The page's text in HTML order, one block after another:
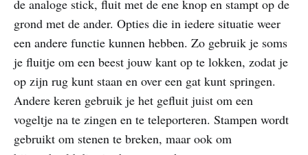
de analoge stick, fluit met de ene knop en stampt op de
grond met de ander. Opties die in iedere situatie weer
een andere functie kunnen hebben. Zo gebruik je soms
je fluitje om een beest jouw kant op te lokken, zodat je
op zijn rug kunt staan en over een gat kunt springen.
Andere keren gebruik je het gefluit juist om een
vogeltje na te zingen en te teleporteren. Stampen wordt
gebruikt om stenen te breken, maar ook om